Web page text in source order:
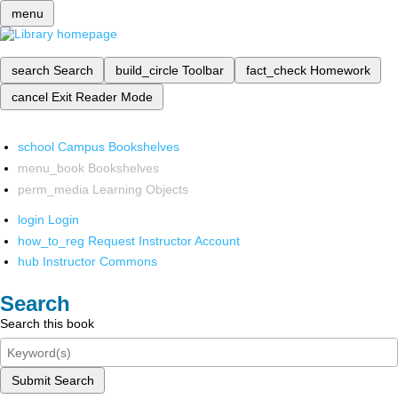
menu
search Search build_circle Toolbar fact_check Homework
cancel Exit Reader Mode
school Campus Bookshelves
menu_book Bookshelves
perm_media Learning Objects
login Login
how_to_reg Request Instructor Account
hub Instructor Commons
Search
Search this book
Submit Search